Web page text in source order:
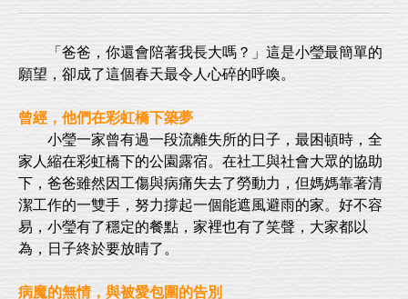
「爸爸，你還會陪著我長大嗎？」這是小瑩最簡單的
願望，卻成了這個春天最令人心碎的呼喚。
曾經，他們在彩虹橋下築夢
小瑩一家曾有過一段流離失所的日子，最困頓時，全
家人縮在彩虹橋下的公園露宿。在社工與社會大眾的協助
下，爸爸雖然因工傷與病痛失去了勞動力，但媽媽靠著清
潔工作的一雙手，努力撐起一個能遮風避雨的家。好不容
易，小瑩有了穩定的餐點，家裡也有了笑聲，大家都以
為，日子終於要放晴了。
病魔的無情，與被愛包圍的告別